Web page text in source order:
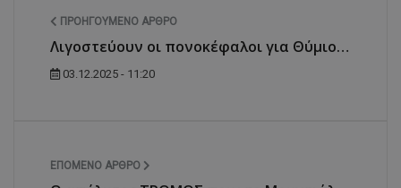
ΠΡΟΗΓΟΎΜΕΝΟ ΆΡΘΡΟ
Λιγοστεύουν οι πονοκέφαλοι για Θύμιο…
03.12.2025 - 11:20
ΕΠΌΜΕΝΟ ΆΡΘΡΟ